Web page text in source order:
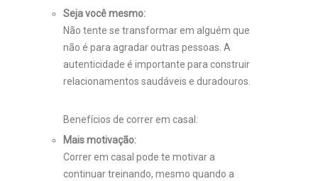
Seja você mesmo:
Não tente se transformar em alguém que
não é para agradar outras pessoas. A
autenticidade é importante para construir
relacionamentos saudáveis e duradouros.
Benefícios de correr em casal:
Mais motivação:
Correr em casal pode te motivar a
continuar treinando, mesmo quando a